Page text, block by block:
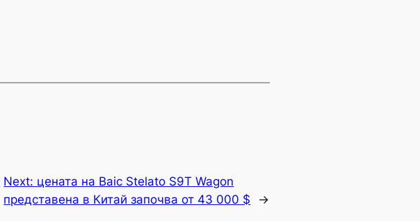
Next: цената на Baic Stelato S9T Wagon
представена в Китай започва от 43 000 $
→